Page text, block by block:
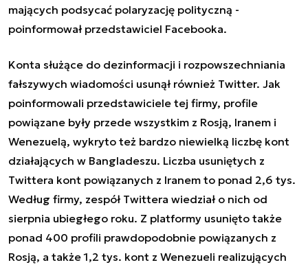
mających podsycać polaryzację polityczną -
poinformował przedstawiciel Facebooka.
Konta służące do dezinformacji i rozpowszechniania
fałszywych wiadomości usunął również Twitter. Jak
poinformowali przedstawiciele tej firmy, profile
powiązane były przede wszystkim z Rosją, Iranem i
Wenezuelą, wykryto też bardzo niewielką liczbę kont
działających w Bangladeszu. Liczba usuniętych z
Twittera kont powiązanych z Iranem to ponad 2,6 tys.
Według firmy, zespół Twittera wiedział o nich od
sierpnia ubiegłego roku. Z platformy usunięto także
ponad 400 profili prawdopodobnie powiązanych z
Rosją, a także 1,2 tys. kont z Wenezueli realizujących